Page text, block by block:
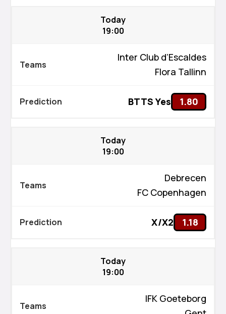
Today
19:00
Inter Club d’Escaldes
Flora Tallinn
BTTS Yes 1.80
Today
19:00
Debrecen
FC Copenhagen
X/X2 1.18
Today
19:00
IFK Goeteborg